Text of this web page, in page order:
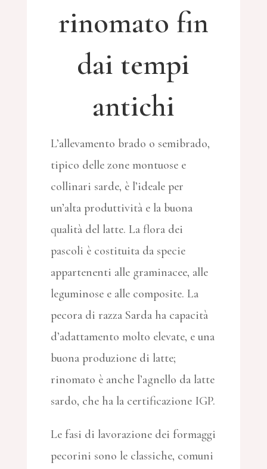
rinomato fin
dai tempi
antichi
L’allevamento brado o semibrado,
tipico delle zone montuose e
collinari sarde, è l’ideale per
un’alta produttività e la buona
qualità del latte. La flora dei
pascoli è costituita da specie
appartenenti alle graminacee, alle
leguminose e alle composite. La
pecora di razza Sarda ha capacità
d’adattamento molto elevate, e una
buona produzione di latte;
rinomato è anche l’agnello da latte
sardo, che ha la certificazione IGP.
Le fasi di lavorazione dei formaggi
pecorini sono le classiche, comuni